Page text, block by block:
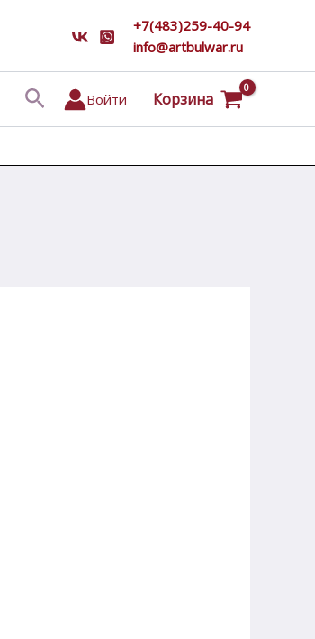
+7(483)259-40-94
info@artbulwar.ru
ПоискВойти Корзина